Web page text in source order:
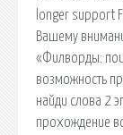
longer support
Вашему
«Филворды:
возможность
найди слова 2
прохождение